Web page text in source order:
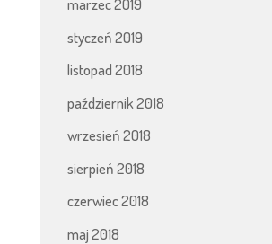
marzec 2019
styczeń 2019
listopad 2018
październik 2018
wrzesień 2018
sierpień 2018
czerwiec 2018
maj 2018